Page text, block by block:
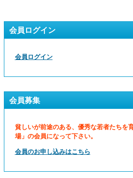
会員ログイン
会員ログイン
会員募集
貧しいが前途のある、優秀な若者たちを
場」の会員になって下さい。
会員のお申し込みはこちら